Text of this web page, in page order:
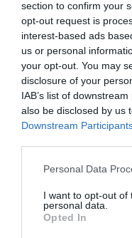
section to confirm your
opt-out request is
interest-based ads
us or personal
your opt-out. You may
disclosure of your
IAB’s list of
also be disclosed by us
Downstream
Personal Data
I want to opt-out of
personal data.
Opted In
atplhkta commenté
Contrôles aux
arrivées plus
une saison record